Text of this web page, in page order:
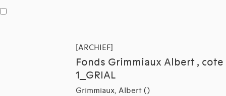
[ARCHIEF]
Fonds Grimmiaux Albert , cote
1_GRIAL
Grimmiaux, Albert ()